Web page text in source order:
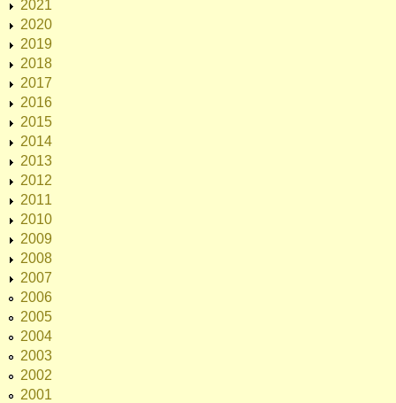
2021
2020
2019
2018
2017
2016
2015
2014
2013
2012
2011
2010
2009
2008
2007
2006
2005
2004
2003
2002
2001